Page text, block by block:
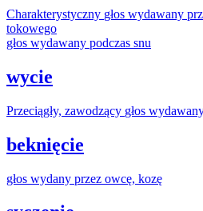
Charakterystyczny głos wydawany
tokowego
głos wydawany podczas snu
wycie
Przeciągły, zawodzący głos
beknięcie
głos wydany przez owcę, kozę